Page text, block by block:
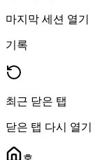
마지막 세션 열기
기록
최근 닫은 탭
닫은 탭 다시 열기